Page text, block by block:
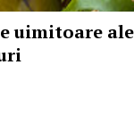
uimitoare